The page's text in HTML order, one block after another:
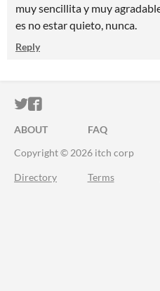
muy sencillita y muy
es no estar quieto, nunca.
Reply
ITCH.IO ON TWITTER
ITCH.IO ON
ABOUT FAQ
Copyright © 2026 itch corp
Directory Terms